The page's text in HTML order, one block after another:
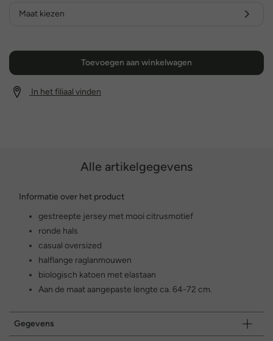
Maat kiezen
Toevoegen aan winkelwagen
In het filiaal vinden
Alle artikelgegevens
Informatie over het product
gestreepte jersey met mooi citrusmotief
ronde hals
casual oversized
halflange raglanmouwen
biologisch katoen met elastaan
Aan de maat aangepaste lengte ca. 64-72 cm.
Gegevens